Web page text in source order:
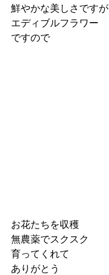
鮮やかな美しさですが
エディブルフラワー
ですので
お花たちを収穫
無農薬でスクスク
育ってくれて
ありがとう